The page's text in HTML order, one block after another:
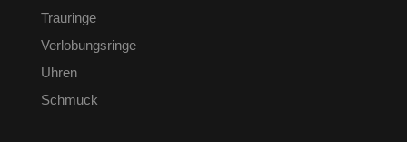
Trauringe
Verlobungsringe
Uhren
Schmuck